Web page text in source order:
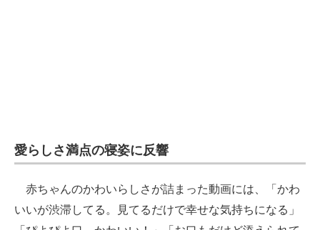
愛らしさ満点の寝姿に反響
赤ちゃんのかわいらしさが詰まった動画には、「かわ
いいが渋滞してる。見てるだけで幸せな気持ちになる」